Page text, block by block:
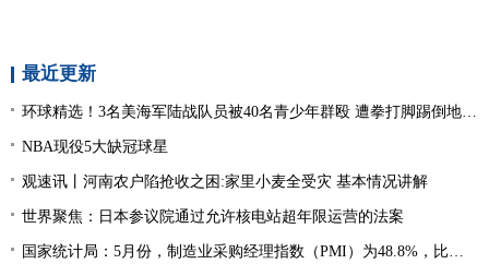
最近更新
环球精选！3名美海军陆战队员被40名青少年群殴 遭拳打脚踢倒地不起
NBA现役5大缺冠球星
观速讯丨河南农户陷抢收之困:家里小麦全受灾 基本情况讲解
世界聚焦：日本参议院通过允许核电站超年限运营的法案
国家统计局：5月份，制造业采购经理指数（PMI）为48.8%，比上月下降0.4个百分点，低于临界点，制造业景气水平小幅回落